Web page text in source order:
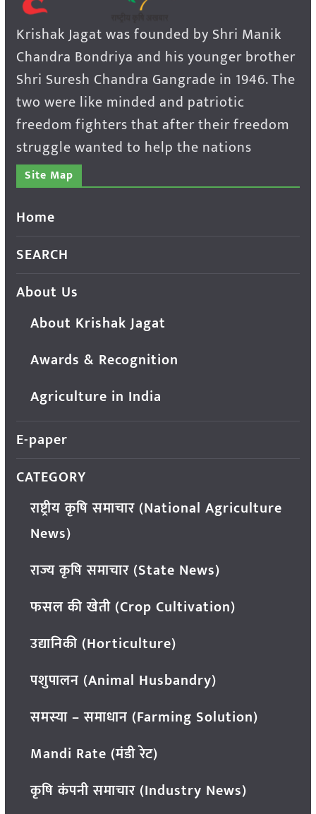
Krishak Jagat was founded by Shri Manik
Chandra Bondriya and his younger brother
Shri Suresh Chandra Gangrade in 1946. The
two were like minded and patriotic
freedom fighters that after their freedom
struggle wanted to help the nations
Site Map
Home
SEARCH
About Us
About Krishak Jagat
Awards & Recognition
Agriculture in India
E-paper
CATEGORY
राष्ट्रीय कृषि समाचार (National Agriculture
News)
राज्य कृषि समाचार (State News)
फसल की खेती (Crop Cultivation)
उद्यानिकी (Horticulture)
पशुपालन (Animal Husbandry)
समस्या – समाधान (Farming Solution)
Mandi Rate (मंडी रेट)
कृषि कंपनी समाचार (Industry News)